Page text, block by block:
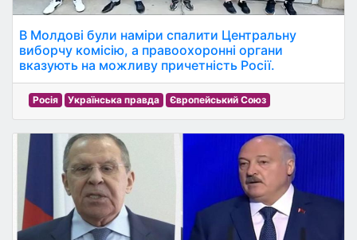
В Молдові були наміри спалити Центральну
виборчу комісію, а правоохоронні органи
вказують на можливу причетність Росії.
Росія Українська правда Європейський Союз